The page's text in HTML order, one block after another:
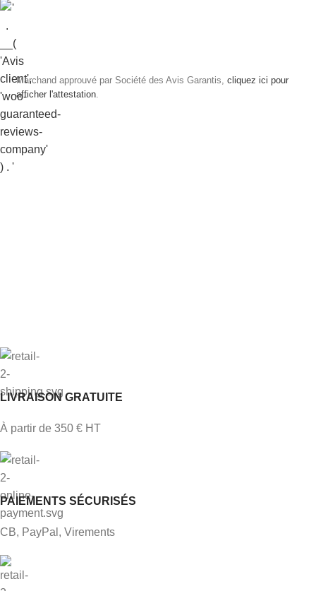
Marchand approuvé par Société des Avis Garantis, cliquez ici pour
afficher l'attestation.
LIVRAISON GRATUITE
À partir de 350 € HT
PAIEMENTS SÉCURISÉS
CB, PayPal, Virements